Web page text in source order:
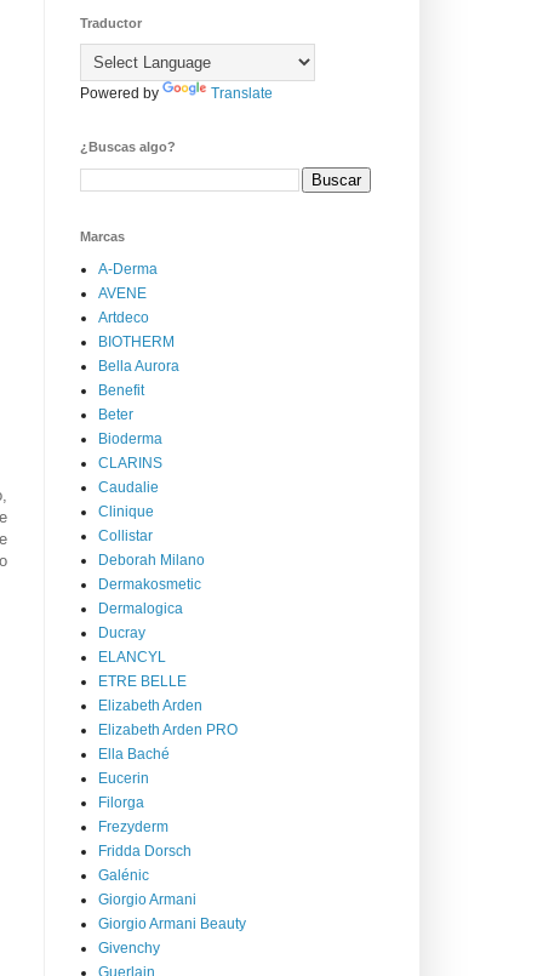
Traductor
Powered by Translate
¿Buscas algo?
Marcas
A-Derma
AVENE
Artdeco
BIOTHERM
Bella Aurora
Benefit
Beter
Bioderma
CLARINS
Caudalie
Clinique
Collistar
Deborah Milano
Dermakosmetic
Dermalogica
Ducray
ELANCYL
ETRE BELLE
Elizabeth Arden
Elizabeth Arden PRO
Ella Baché
Eucerin
Filorga
Frezyderm
Fridda Dorsch
Galénic
Giorgio Armani
Giorgio Armani Beauty
Givenchy
Guerlain